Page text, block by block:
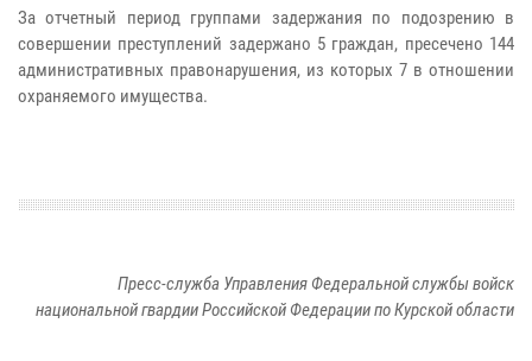
За отчетный период группами задержания по подозрению в
совершении преступлений задержано 5 граждан, пресечено 144
административных правонарушения, из которых 7 в отношении
охраняемого имущества.
Пресс-служба Управления Федеральной службы войск
национальной гвардии Российской Федерации по Курской области